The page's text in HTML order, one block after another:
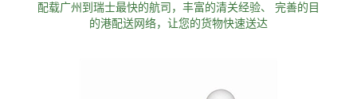
配载广州到瑞士最快的航司，丰富的清关经验、 完善的目
的港配送网络，让您的货物快速送达